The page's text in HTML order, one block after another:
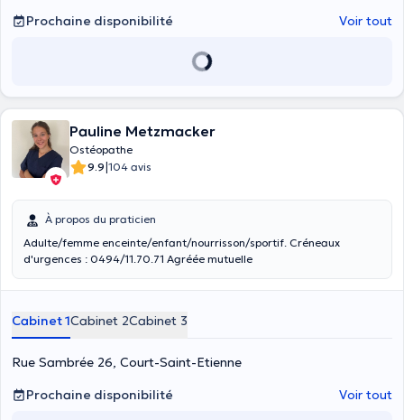
Prochaine disponibilité
Voir tout
Pauline Metzmacker
Ostéopathe
9.9|104 avis
À propos du praticien
Adulte/femme enceinte/enfant/nourrisson/sportif. Créneaux
d'urgences : 0494/11.70.71 Agréée mutuelle
Cabinet 1Cabinet 2Cabinet 3
Rue Sambrée 26, Court-Saint-Etienne
Prochaine disponibilité
Voir tout